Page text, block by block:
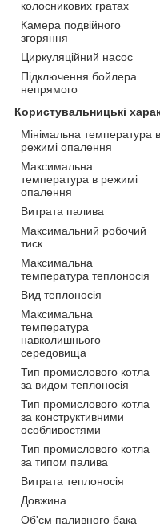
колосникових гратах
Камера подвійного
згоряння
Циркуляційний насос
Підключення бойлера
непрямого
Користувальницькі
Мінімальна температура в
режимі опалення
Максимальна
температура в режимі
опалення
Витрата палива
Максимальний робочий
тиск
Максимальна
температура теплоносія
Вид теплоносія
Максимальна
температура
навколишнього
середовища
Тип промислового котла
за видом теплоносія
Тип промислового котла
за конструктивними
особливостями
Тип промислового котла
за типом палива
Витрата теплоносія
Довжина
Об'єм паливного бака